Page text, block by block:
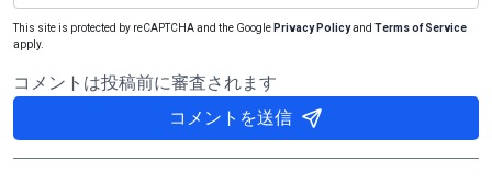
This site is protected by reCAPTCHA and the Google Privacy Policyand Terms of Service
apply.
コメントは投稿前に審査されます
コメントを送信